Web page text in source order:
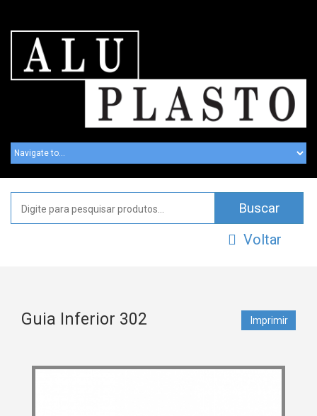
Voltar
Guia Inferior 302 Imprimir